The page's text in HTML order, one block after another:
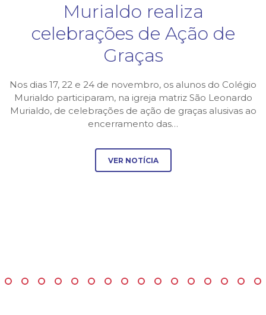
Murialdo realiza
celebrações de Ação de
Graças
Nos dias 17, 22 e 24 de novembro, os alunos do Colégio
Murialdo participaram, na igreja matriz São Leonardo
Murialdo, de celebrações de ação de graças alusivas ao
encerramento das…
VER NOTÍCIA